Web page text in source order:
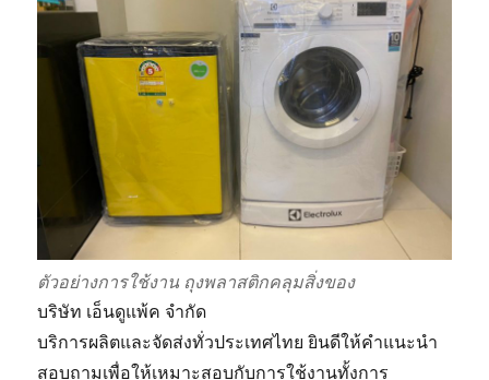
ตัวอย่างการใช้งาน ถุงพลาสติกคลุมสิ่งของ
บริษัท เอ็นดูแพ้ค จำกัด
บริการผลิตและจัดส่งทั่วประเทศไทย ยินดีให้คำแนะนำ
สอบถามเพื่อให้เหมาะสอบกับการใช้งานทั้งการ